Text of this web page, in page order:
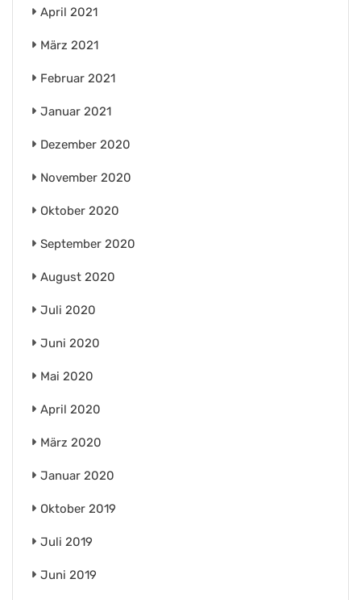
April 2021
März 2021
Februar 2021
Januar 2021
Dezember 2020
November 2020
Oktober 2020
September 2020
August 2020
Juli 2020
Juni 2020
Mai 2020
April 2020
März 2020
Januar 2020
Oktober 2019
Juli 2019
Juni 2019